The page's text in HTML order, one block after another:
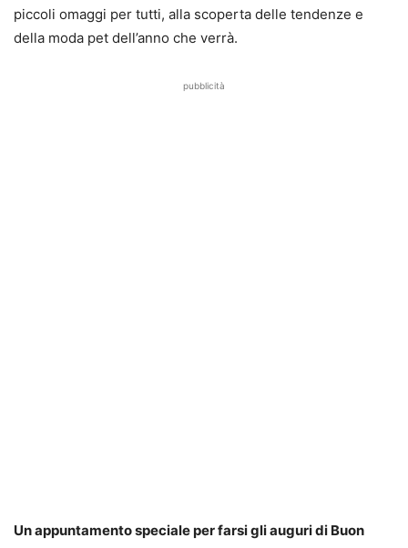
piccoli omaggi per tutti, alla scoperta delle tendenze e
della moda pet dell’anno che verrà.
pubblicità
Un appuntamento speciale per farsi gli auguri di Buon